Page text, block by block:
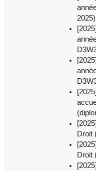
2025)
Droit
Droit